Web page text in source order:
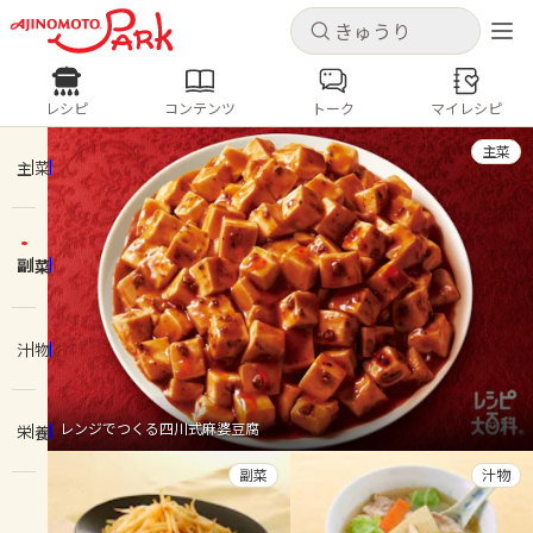
キャンセル
ログインするとレシピを保存できます
ログイン 新規登録
ホーム
コンテンツ
レシピ
キャンセル
レシピ コンテンツ
人気の食材・レシピ
きゅうり なす トマト
とうもろこし
ピーマン
みょうが ゴーヤ
レシピ コンテンツ トーク マイレシピ
主菜
副菜
汁物
栄養 レンジでつくる四川式麻婆豆腐
主菜
副菜 汁物